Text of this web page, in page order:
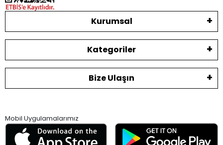
Kurumsal
Kategoriler
Bize Ulaşın
Mobil Uygulamalarımız